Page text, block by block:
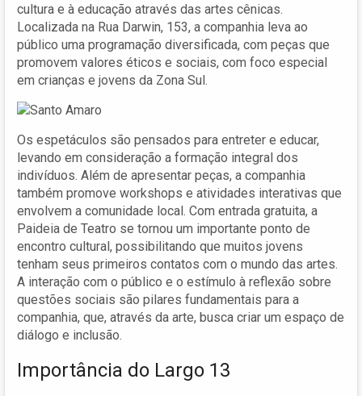
cultura e à educação através das artes cênicas.
Localizada na Rua Darwin, 153, a companhia leva ao
público uma programação diversificada, com peças que
promovem valores éticos e sociais, com foco especial
em crianças e jovens da Zona Sul.
Os espetáculos são pensados para entreter e educar,
levando em consideração a formação integral dos
indivíduos. Além de apresentar peças, a companhia
também promove workshops e atividades interativas que
envolvem a comunidade local. Com entrada gratuita, a
Paideia de Teatro se tornou um importante ponto de
encontro cultural, possibilitando que muitos jovens
tenham seus primeiros contatos com o mundo das artes.
A interação com o público e o estímulo à reflexão sobre
questões sociais são pilares fundamentais para a
companhia, que, através da arte, busca criar um espaço de
diálogo e inclusão.
Importância do Largo 13